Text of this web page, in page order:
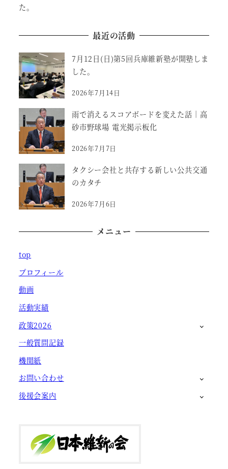
た。
最近の活動
7月12日(日)第5回兵庫維新塾が開塾しま
した。
2026年7月14日
雨で消えるスコアボードを変えた話｜高
砂市野球場 電光掲示板化
2026年7月7日
タクシー会社と共存する新しい公共交通
のカタチ
2026年7月6日
メニュー
top
プロフィール
動画
活動実績
政策2026
一般質問記録
機関紙
お問い合わせ
後援会案内